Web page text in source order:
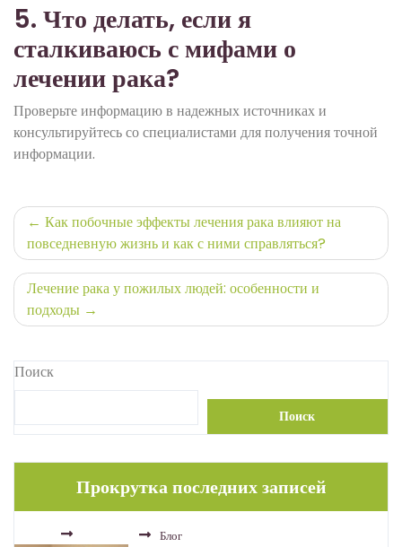
5. Что делать, если я
сталкиваюсь с мифами о
лечении рака?
Проверьте информацию в надежных источниках и
консультируйтесь со специалистами для получения точной
информации.
Навигация
по
записям
Как побочные эффекты лечения рака влияют на
повседневную жизнь и как с ними справляться?
Лечение рака у пожилых людей: особенности и
подходы
Поиск
Поиск
Прокрутка последних записей
Блог